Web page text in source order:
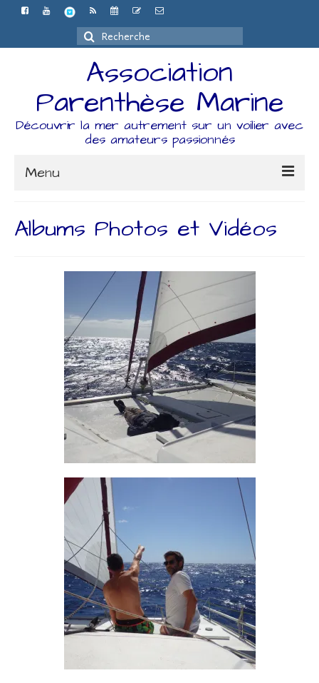
Rechercher
:
Association
Parenthèse Marine
Découvrir la mer autrement sur un voilier avec
des amateurs passionnés
Menu
L’association
Espace Adhérents
Organisation
Lettr’Infos
Embarquez
Bateaux
Adhérer à l’association
Adhésion – Coût Sorties
Préparatifs
Livre de bord
Contact
Albums Photos et Vidéos